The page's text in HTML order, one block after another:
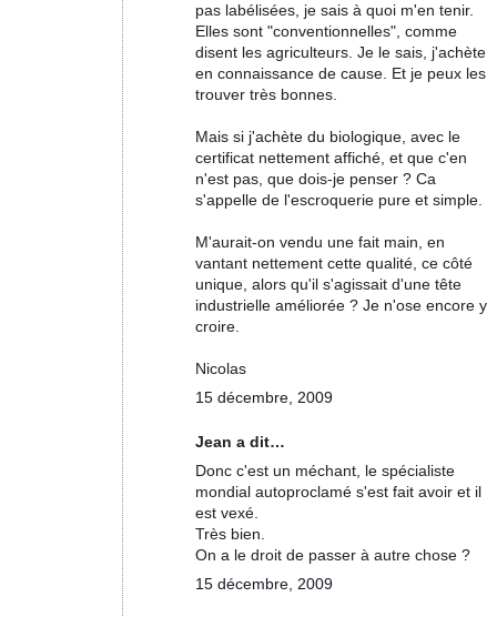
pas labélisées, je sais à quoi m'en tenir.
Elles sont "conventionnelles", comme
disent les agriculteurs. Je le sais, j'achète
en connaissance de cause. Et je peux les
trouver très bonnes.
Mais si j'achète du biologique, avec le
certificat nettement affiché, et que c'en
n'est pas, que dois-je penser ? Ca
s'appelle de l'escroquerie pure et simple.
M'aurait-on vendu une fait main, en
vantant nettement cette qualité, ce côté
unique, alors qu'il s'agissait d'une tête
industrielle améliorée ? Je n'ose encore y
croire.
Nicolas
15 décembre, 2009
Jean a dit…
Donc c'est un méchant, le spécialiste
mondial autoproclamé s'est fait avoir et il
est vexé.
Très bien.
On a le droit de passer à autre chose ?
15 décembre, 2009